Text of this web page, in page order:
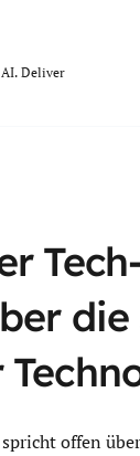
AI. Deliver
offen